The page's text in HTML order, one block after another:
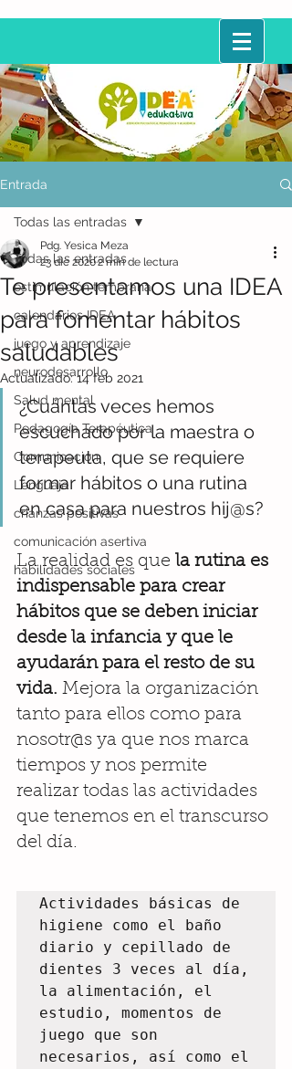
Entrada
Todas las entradas
estimulación temprana
calendarios IDEA
juego y aprendizaje
neurodesarrollo
Salud mental
Pedagogía Terapéutica
Comunicación
Lenguaje
crianzas positivas
comunicación asertiva
habilidades sociales
Todas las entradas
Te presentamos una IDEA
para fomentar hábitos
saludables
Pdg. Yesica Meza
23 dic 20202 min de lectura
Actualizado:14 feb 2021
¿Cuántas veces hemos
escuchado por la maestra o
terapeuta, que se requiere
formar hábitos o una rutina
en casa para nuestros hij@s?
La realidad es que la rutina es
indispensable para crear
hábitos que se deben iniciar
desde la infancia y que le
ayudarán para el resto de su
vida. Mejora la organización
tanto para ellos como para
nosotr@s ya que nos marca
tiempos y nos permite
realizar todas las actividades
que tenemos en el transcurso
del día.
Actividades básicas de
higiene como el baño
diario y cepillado de
dientes 3 veces al día,
la alimentación, el
estudio, momentos de
juego que son
necesarios, así como el